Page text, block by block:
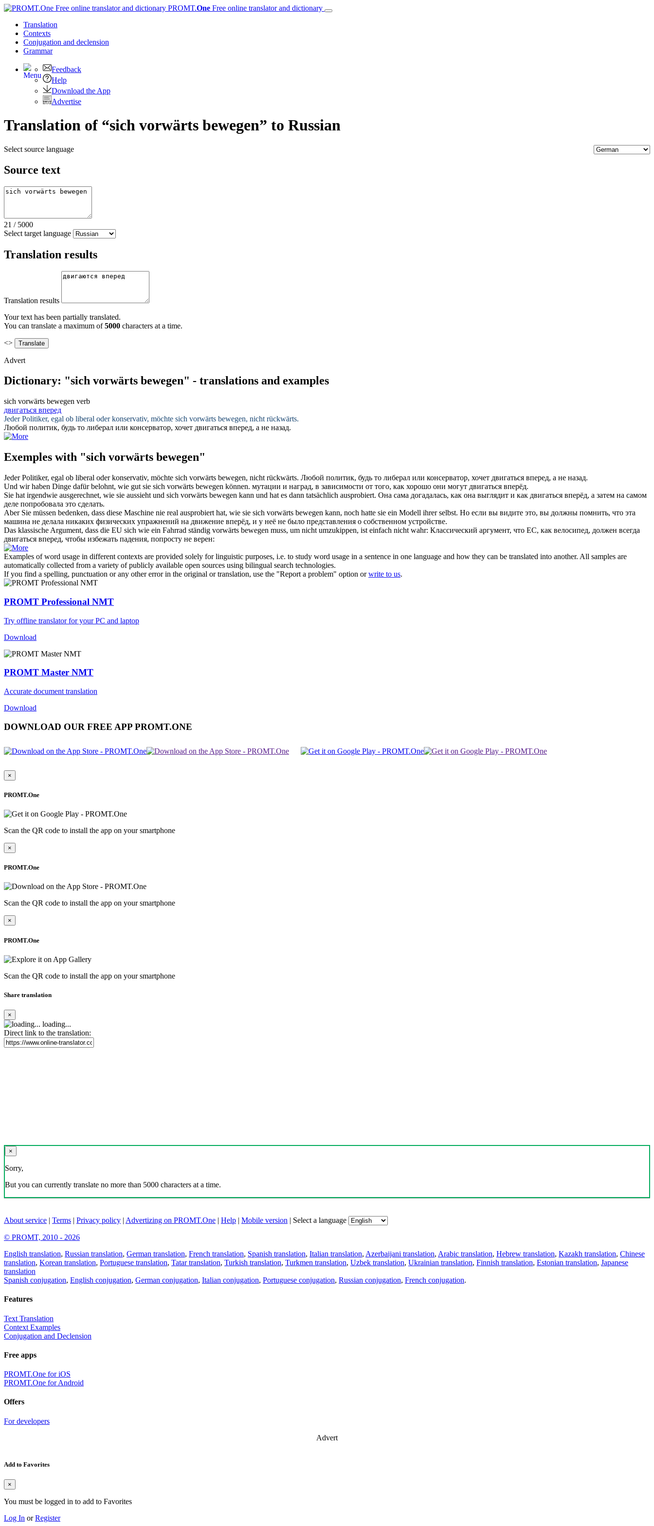
PROMT.One Free online translator and dictionary
Translation
Contexts
Conjugation and declension
Grammar
Feedback
Help
Download the App
Advertise
Translation of “sich vorwärts bewegen” to Russian
Select source language
Source text
21 / 5000
Select target language
Translation results
Translation results
Your text has been partially translated.
You can translate a maximum of5000 characters at a time.
<>
Advert
Dictionary: "sich vorwärts bewegen" - translations and examples
sich vorwärts bewegen verb
двигаться вперед
Jeder Politiker, egal ob liberal oder konservativ, möchte sich vorwärts bewegen, nicht rückwärts.
Любой политик, будь то либерал или консерватор, хочет двигаться вперед, а не назад.
Exemples with "sich vorwärts bewegen"
Jeder Politiker, egal ob liberal oder konservativ, möchte sich vorwärts bewegen, nicht rückwärts. Любой политик, будь то либерал или консерватор, хочет двигаться вперед, а не назад.
Und wir haben Dinge dafür belohnt, wie gut sie sich vorwärts bewegen können. мутации и наград, в зависимости от того, как хорошо они могут двигаться вперёд.
Sie hat irgendwie ausgerechnet, wie sie aussieht und sich vorwärts bewegen kann und hat es dann tatsächlich ausprobiert. Она сама догадалась, как она выглядит и как двигаться вперёд, а затем на самом
деле попробовала это сделать.
Aber Sie müssen bedenken, dass diese Maschine nie real ausprobiert hat, wie sie sich vorwärts bewegen kann, noch hatte sie ein Modell ihrer selbst. Но если вы видите это, вы должны помнить, что эта
машина не делала никаких физических упражнений на движение вперёд, и у неё не было представления о собственном устройстве.
Das klassische Argument, dass die EU sich wie ein Fahrrad ständig vorwärts bewegen muss, um nicht umzukippen, ist einfach nicht wahr: Классический аргумент, что ЕС, как велосипед, должен всегда
двигаться вперед, чтобы избежать падения, попросту не верен:
Examples of word usage in different contexts are provided solely for linguistic purposes, i.e. to study word usage in a sentence in one language and how they can be translated into another. All samples are
automatically collected from a variety of publicly available open sources using bilingual search technologies.
If you find a spelling, punctuation or any other error in the original or translation, use the "Report a problem" option orwrite to us.
PROMT Professional NMT
Try offline translator for your PC and laptop
Download
PROMT Master NMT
Accurate document translation
Download
DOWNLOAD OUR FREE APP PROMT.ONE
×
PROMT.One
Scan the QR code to install the app on your smartphone
×
PROMT.One
Scan the QR code to install the app on your smartphone
×
PROMT.One
Scan the QR code to install the app on your smartphone
Share translation
×
loading...
Direct link to the translation:
×
Sorry,
But you can currently translate no more than 5000 characters at a time.
About service | Terms | Privacy policy | Advertizing on PROMT.One | Help | Mobile version | Select a language
© PROMT, 2010 - 2026
English translation, Russian translation, German translation, French translation, Spanish translation, Italian translation, Azerbaijani translation, Arabic translation, Hebrew translation, Kazakh translation, Chinese
translation, Korean translation, Portuguese translation, Tatar translation, Turkish translation, Turkmen translation, Uzbek translation, Ukrainian translation, Finnish translation, Estonian translation, Japanese
translation
Spanish conjugation, English conjugation, German conjugation, Italian conjugation, Portuguese conjugation, Russian conjugation, French conjugation.
Features
Text Translation
Context Examples
Conjugation and Declension
Free apps
PROMT.One for iOS
PROMT.One for Android
Offers
For developers
Advert
Add to Favorites
×
You must be logged in to add to Favorites
Log In orRegister